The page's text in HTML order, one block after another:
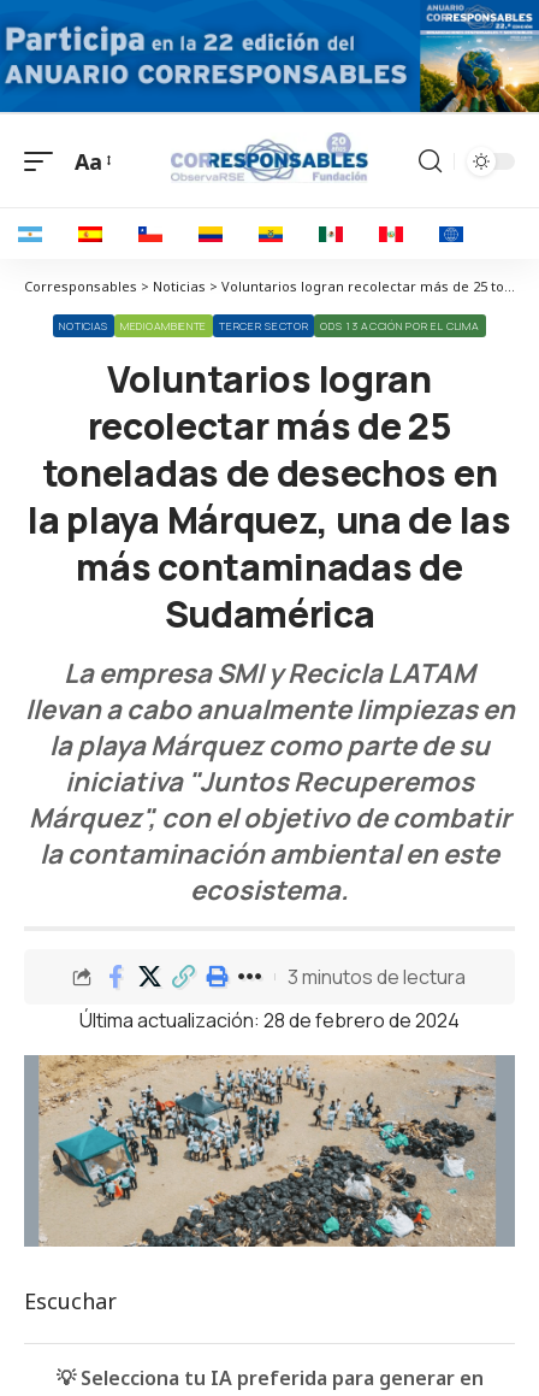
Aa
Corresponsables > Noticias > Voluntarios logran recolectar más de 25 toneladas de desechos en la playa Márquez, una de las más contaminadas de Sudamérica
NOTICIAS MEDIOAMBIENTE TERCER SECTOR ODS 13 ACCIÓN POR EL CLIMA
Voluntarios logran
recolectar más de 25
toneladas de desechos en
la playa Márquez, una de las
más contaminadas de
Sudamérica
La empresa SMI y Recicla LATAM
llevan a cabo anualmente limpiezas en
la playa Márquez como parte de su
iniciativa "Juntos Recuperemos
Márquez", con el objetivo de combatir
la contaminación ambiental en este
ecosistema.
Última actualización: 28 de febrero de 2024
3 minutos de lectura
Escuchar
💡 Selecciona tu IA preferida para generar en